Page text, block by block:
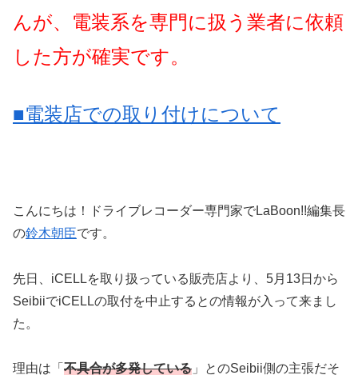
んが、電装系を専門に扱う業者に依頼
した方が確実です。
■電装店での取り付けについて
こんにちは！ドライブレコーダー専門家でLaBoon!!編集長
の鈴木朝臣です。
先日、iCELLを取り扱っている販売店より、5月13日から
SeibiiでiCELLの取付を中止するとの情報が入って来まし
た。
理由は「 不具合が多発している 」とのSeibii側の主張だそ